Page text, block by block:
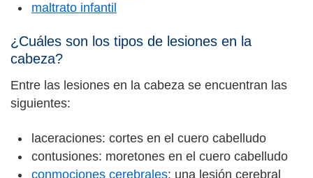
maltrato infantil
¿Cuáles son los tipos de lesiones en la
cabeza?
Entre las lesiones en la cabeza se encuentran las
siguientes:
laceraciones: cortes en el cuero cabelludo
contusiones: moretones en el cuero cabelludo
conmociones cerebrales: una lesión cerebral